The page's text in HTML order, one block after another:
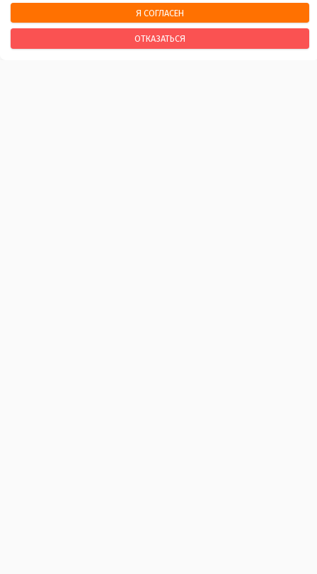
Я СОГЛАСЕН
ОТКАЗАТЬСЯ